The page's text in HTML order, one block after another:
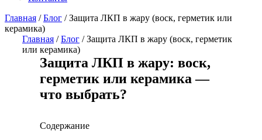
Главная /Блог /Защита ЛКП в жару (воск, герметик или
керамика)
Главная /Блог /Защита ЛКП в жару (воск, герметик
или керамика)
Защита ЛКП в жару: воск,
герметик или керамика —
что выбрать?
Содержание